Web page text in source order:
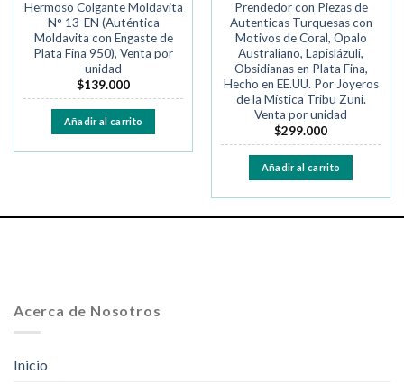
Hermoso Colgante Moldavita
N° 13-EN (Auténtica
Moldavita con Engaste de
Plata Fina 950), Venta por
unidad
$139.000
Añadir al carrito
Prendedor con Piezas de
Autenticas Turquesas con
Motivos de Coral, Opalo
Australiano, Lapislázuli,
Obsidianas en Plata Fina,
Hecho en EE.UU. Por Joyeros
de la Mística Tribu Zuni.
Venta por unidad
$299.000
Añadir al carrito
Acerca de Nosotros
Inicio